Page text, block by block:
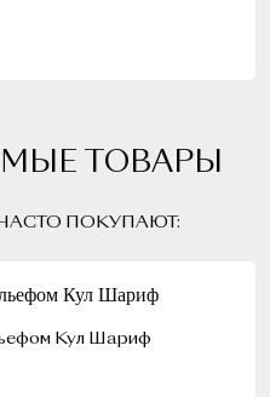
ТОВАРЫ
ПОКУПАЮТ:
Кул Шариф